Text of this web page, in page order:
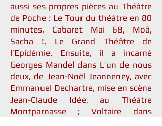
aussi ses propres pièces au Théâtre
de Poche : Le Tour du théâtre en 80
minutes, Cabaret Mai 68, Moâ,
Sacha !, Le Grand Théâtre de
l’Epidémie. Ensuite, il a incarné
Georges Mandel dans L’un de nous
deux, de Jean-Noël Jeanneney, avec
Emmanuel Dechartre, mise en scène
Jean-Claude Idée, au Théâtre
Montparnasse ; Voltaire dans